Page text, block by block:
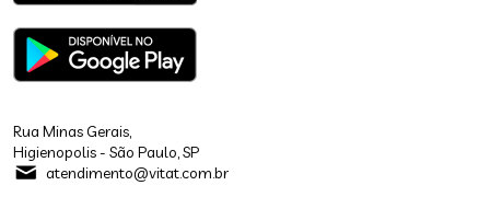
Rua Minas Gerais,
Higienopolis - São Paulo, SP
atendimento@vitat.com.br